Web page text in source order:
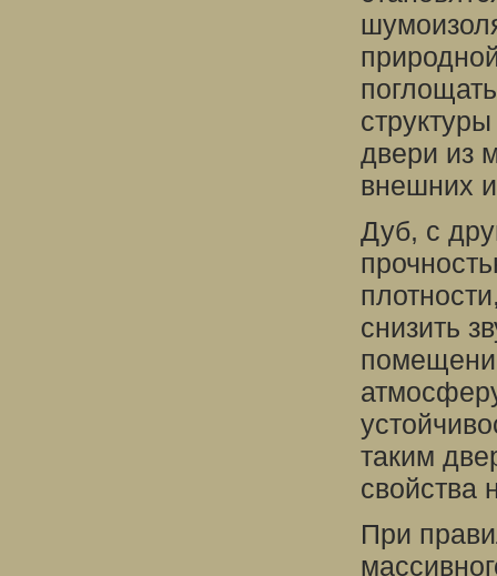
двери из
внешних
Дуб, с
снизить
таким
свойства
При